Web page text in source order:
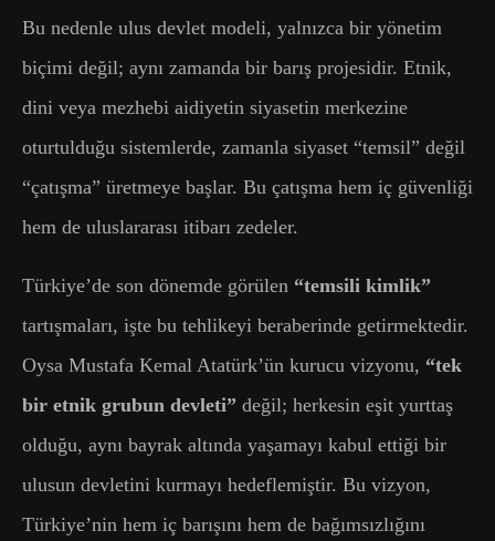
Bu nedenle ulus devlet modeli, yalnızca bir yönetim
biçimi değil; aynı zamanda bir barış projesidir. Etnik,
dini veya mezhebi aidiyetin siyasetin merkezine
oturtulduğu sistemlerde, zamanla siyaset “temsil” değil
“çatışma” üretmeye başlar. Bu çatışma hem iç güvenliği
hem de uluslararası itibarı zedeler.
Türkiye’de son dönemde görülen “temsili kimlik”
tartışmaları, işte bu tehlikeyi beraberinde getirmektedir.
Oysa Mustafa Kemal Atatürk’ün kurucu vizyonu, “tek
bir etnik grubun devleti” değil; herkesin eşit yurttaş
olduğu, aynı bayrak altında yaşamayı kabul ettiği bir
ulusun devletini kurmayı hedeflemiştir. Bu vizyon,
Türkiye’nin hem iç barışını hem de bağımsızlığını